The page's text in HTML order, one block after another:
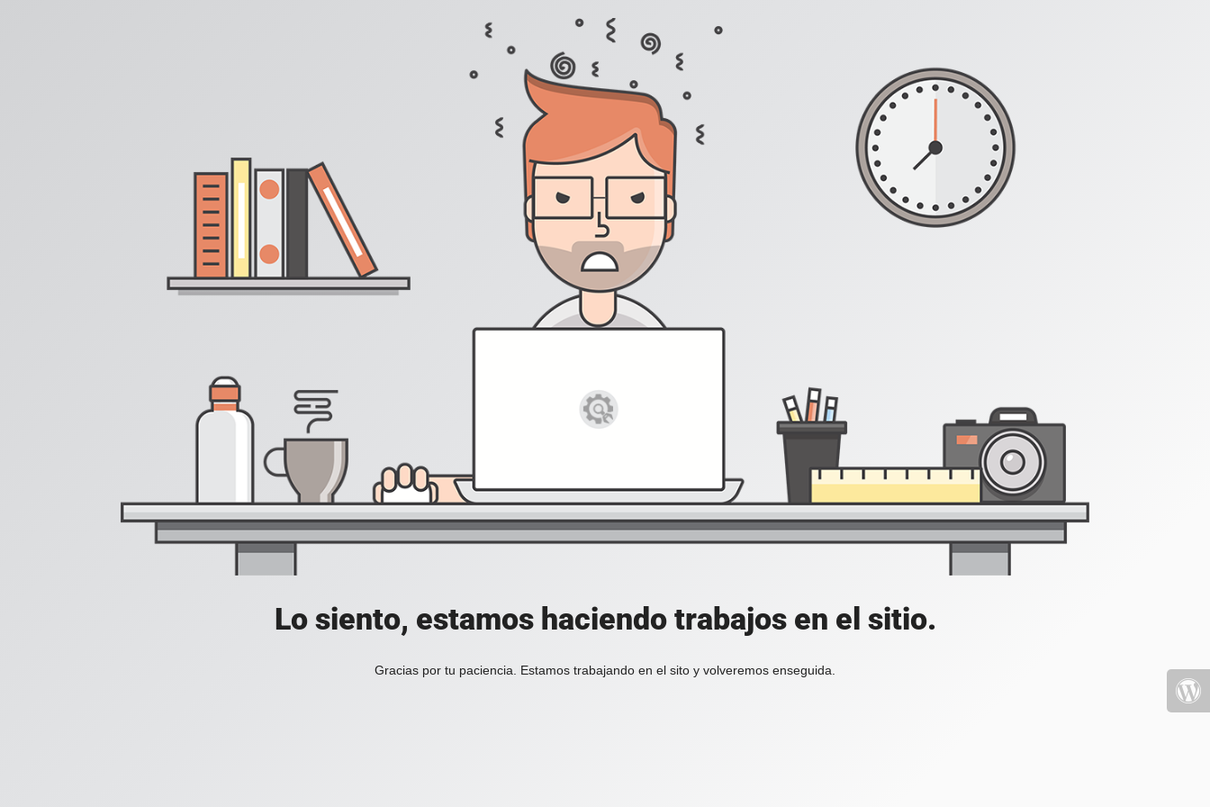
Lo siento, estamos haciendo trabajos en el sitio.
Gracias por tu paciencia. Estamos trabajando en el sito y volveremos enseguida.